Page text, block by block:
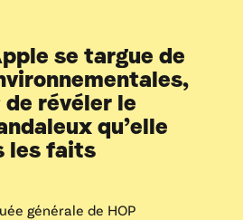
se targue de
révéler le
qu’elle
les faits
générale de HOP